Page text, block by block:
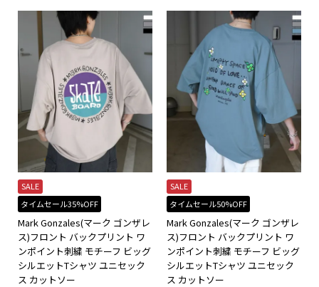
SALE
タイムセール35%OFF
Mark Gonzales(マーク ゴンザレ
ス)フロント バックプリント ワ
ンポイント刺繍 モチーフ ビッグ
シルエットTシャツ ユニセック
ス カットソー
SALE
タイムセール50%OFF
Mark Gonzales(マーク ゴンザレ
ス)フロント バックプリント ワ
ンポイント刺繍 モチーフ ビッグ
シルエットTシャツ ユニセック
ス カットソー